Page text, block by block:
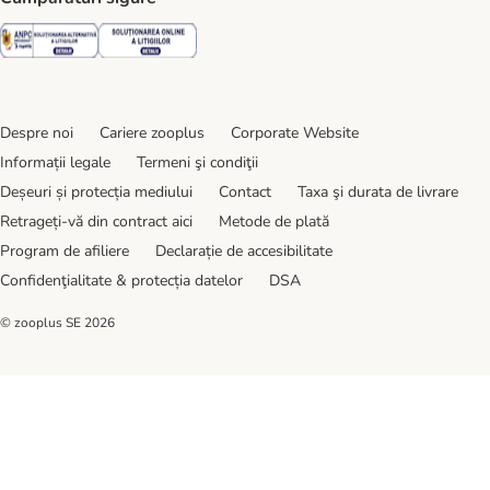
Security Security
Despre noi Cariere zooplus
Corporate Website
Informații legale
Termeni şi condiţii
Deșeuri și protecția mediului
Contact
Taxa şi durata de livrare
Retrageți-vă din contract aici
Metode de plată
Program de afiliere
Declarație de accesibilitate
Confidenţialitate & protecția datelor
DSA
© zooplus SE 2026